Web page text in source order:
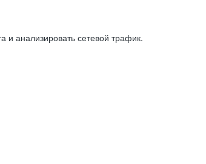
анализировать сетевой трафик.